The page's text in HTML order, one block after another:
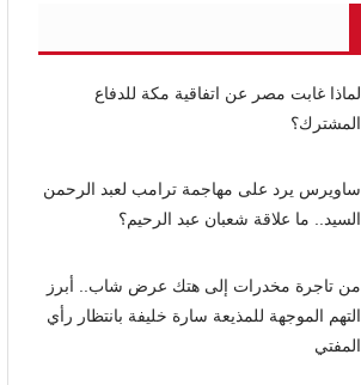
لماذا غابت مصر عن اتفاقية مكة للدفاع
المشترك؟
ساويرس يرد على مهاجمة ترامب لعبد الرحمن
السيد.. ما علاقة شعبان عبد الرحيم؟
من تاجرة مخدرات إلى هتك عرض شاب.. أبرز
التهم الموجهة للمذيعة سارة خليفة بانتظار رأي
المفتي